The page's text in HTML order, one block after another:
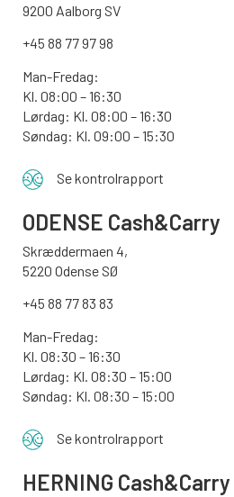
9200 Aalborg SV
+45 88 77 97 98
Man-Fredag:
Kl. 08:00 – 16:30
Lørdag: Kl. 08:00 – 16:30
Søndag: Kl. 09:00 – 15:30
Se kontrolrapport
ODENSE Cash&Carry
Skræddermaen 4,
5220 Odense SØ
+45 88 77 83 83
Man-Fredag:
Kl. 08:30 – 16:30
Lørdag: Kl. 08:30 – 15:00
Søndag: Kl. 08:30 – 15:00
Se kontrolrapport
HERNING Cash&Carry